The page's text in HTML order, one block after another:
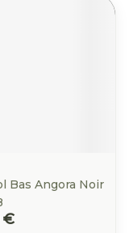
Bas Angora Noir
€